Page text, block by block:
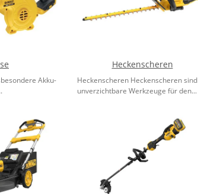
Akku-
Heckenscheren
Heckenscheren Heckenscheren sind
unverzichtbare Werkzeuge für den...